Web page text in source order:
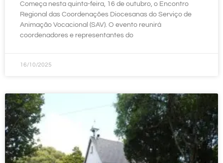
Começa nesta quinta-feira, 16 de outubro, o Encontro
Regional das Coordenações Diocesanas do Serviço de
Animação Vocacional (SAV). O evento reunirá
coordenadores e representantes do
16/10/2025